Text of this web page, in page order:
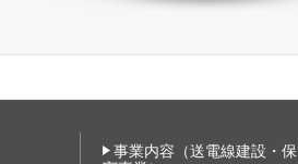
事業内容（送電線建設・保